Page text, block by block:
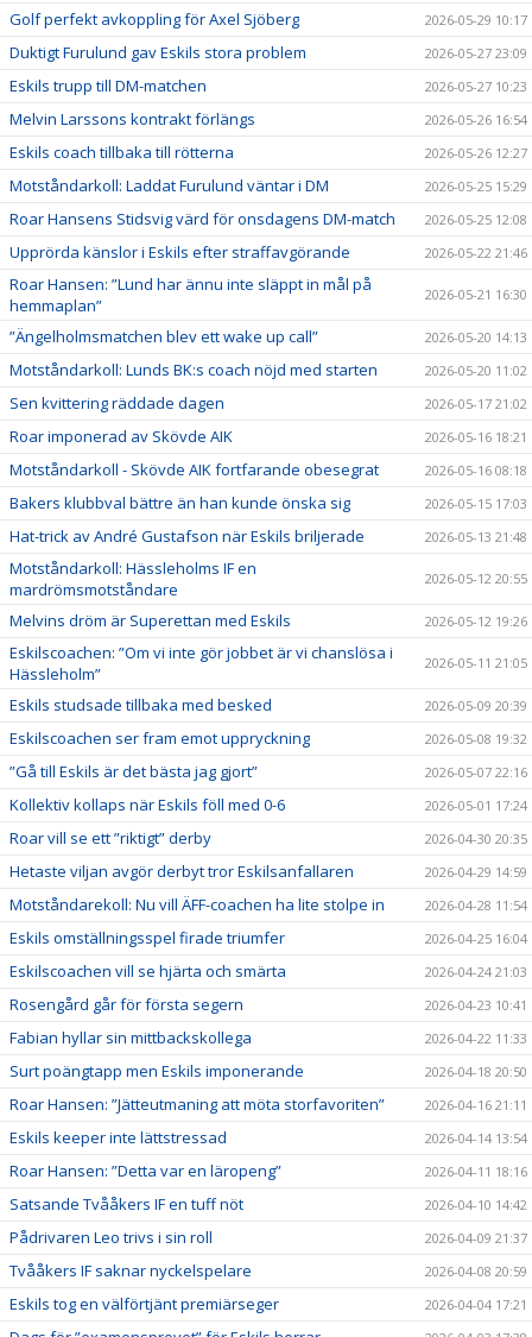
Golf perfekt avkoppling för Axel Sjöberg 2026-05-29 10:17
Duktigt Furulund gav Eskils stora problem 2026-05-27 23:09
Eskils trupp till DM-matchen 2026-05-27 10:23
Melvin Larssons kontrakt förlängs 2026-05-26 16:54
Eskils coach tillbaka till rötterna 2026-05-26 12:27
Motståndarkoll: Laddat Furulund väntar i DM 2026-05-25 15:29
Roar Hansens Stidsvig värd för onsdagens DM-match 2026-05-25 12:08
Upprörda känslor i Eskils efter straffavgörande 2026-05-22 21:46
Roar Hansen: ”Lund har ännu inte släppt in mål på
hemmaplan”
2026-05-21 16:30
”Ängelholmsmatchen blev ett wake up call” 2026-05-20 14:13
Motståndarkoll: Lunds BK:s coach nöjd med starten 2026-05-20 11:02
Sen kvittering räddade dagen 2026-05-17 21:02
Roar imponerad av Skövde AIK 2026-05-16 18:21
Motståndarkoll - Skövde AIK fortfarande obesegrat 2026-05-16 08:18
Bakers klubbval bättre än han kunde önska sig 2026-05-15 17:03
Hat-trick av André Gustafson när Eskils briljerade 2026-05-13 21:48
Motståndarkoll: Hässleholms IF en
mardrömsmotståndare
2026-05-12 20:55
Melvins dröm är Superettan med Eskils 2026-05-12 19:26
Eskilscoachen: ”Om vi inte gör jobbet är vi chanslösa i
Hässleholm”
2026-05-11 21:05
Eskils studsade tillbaka med besked 2026-05-09 20:39
Eskilscoachen ser fram emot uppryckning 2026-05-08 19:32
”Gå till Eskils är det bästa jag gjort” 2026-05-07 22:16
Kollektiv kollaps när Eskils föll med 0-6 2026-05-01 17:24
Roar vill se ett ”riktigt” derby 2026-04-30 20:35
Hetaste viljan avgör derbyt tror Eskilsanfallaren 2026-04-29 14:59
Motståndarekoll: Nu vill ÄFF-coachen ha lite stolpe in 2026-04-28 11:54
Eskils omställningsspel firade triumfer 2026-04-25 16:04
Eskilscoachen vill se hjärta och smärta 2026-04-24 21:03
Rosengård går för första segern 2026-04-23 10:41
Fabian hyllar sin mittbackskollega 2026-04-22 11:33
Surt poängtapp men Eskils imponerande 2026-04-18 20:50
Roar Hansen: ”Jätteutmaning att möta storfavoriten” 2026-04-16 21:11
Eskils keeper inte lättstressad 2026-04-14 13:54
Roar Hansen: ”Detta var en läropeng” 2026-04-11 18:16
Satsande Tvååkers IF en tuff nöt 2026-04-10 14:42
Pådrivaren Leo trivs i sin roll 2026-04-09 21:37
Tvååkers IF saknar nyckelspelare 2026-04-08 20:59
Eskils tog en välförtjänt premiärseger 2026-04-04 17:21